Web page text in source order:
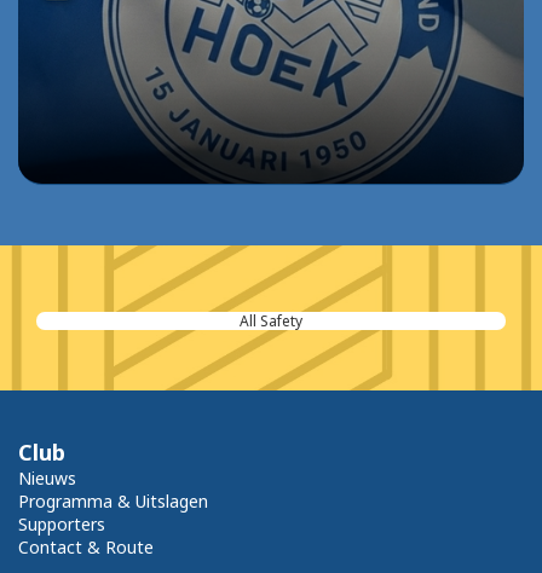
All Safety
Club
Nieuws
Programma & Uitslagen
Supporters
Contact & Route